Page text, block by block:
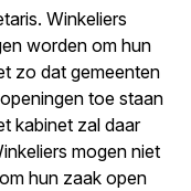
Winkeliers
worden om hun
zo dat gemeenten
toe staan
kabinet zal daar
mogen niet
hun zaak open